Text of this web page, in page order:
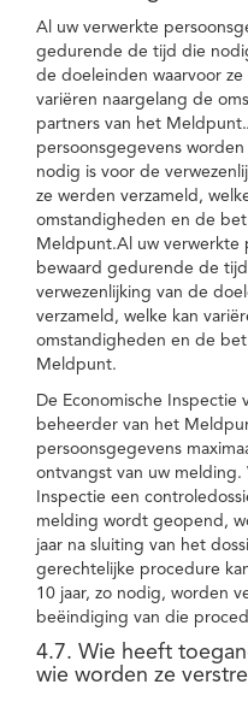
Al uw verwerkte
gedurende de tijd die
de doeleinden waarvoor
variëren naargelang de
partners van het
persoonsgegevens
nodig is voor de
ze werden verzameld,
omstandigheden en de
Meldpunt.Al uw verwerkte
bewaard gedurende de
verwezenlijking van de
verzameld, welke kan
omstandigheden en de
Meldpunt.
De Economische Inspectie
beheerder van het
persoonsgegevens
ontvangst van uw melding.
Inspectie een
melding wordt geopend,
jaar na sluiting van het
gerechtelijke procedure
10 jaar, zo nodig, worden
beëindiging van die
4.7. Wie heeft
wie worden ze